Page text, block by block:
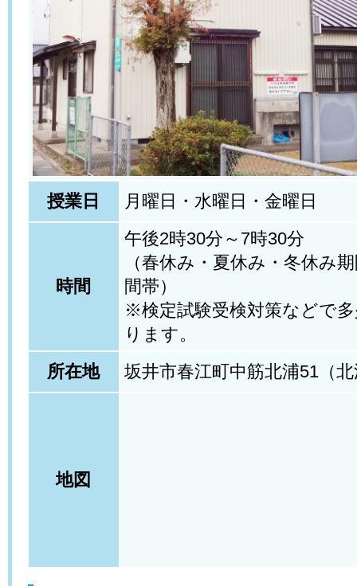
授業日 月曜日・水曜日・金曜日
時間
午後2時30分～7時30分
（春休み・夏休み・冬休み
間帯）
※検定試験受検対策などで
ります。
所在地
坂井市春江町中筋北浦51（
地図